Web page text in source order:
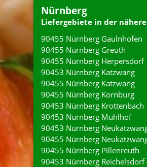
Nürnberg
Liefergebiete in der
90455 Nürnberg Gaulnhofen
90455 Nürnberg Greuth
90455 Nürnberg Herpersdorf
90453 Nürnberg Katzwang
90455 Nürnberg Katzwang
90455 Nürnberg Kornburg
90453 Nürnberg Krottenbach
90453 Nürnberg Mühlhof
90453 Nürnberg
90455 Nürnberg
90455 Nürnberg Pillenreuth
90453 Nürnberg Reichelsdorf